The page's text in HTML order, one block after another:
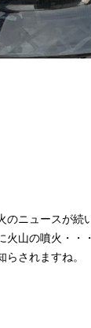
のニュースが続
山の噴火・・
らされますね。